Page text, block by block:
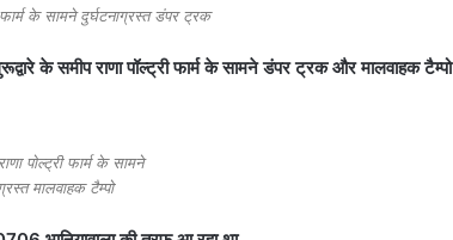
फार्म के सामने दुर्घटनाग्रस्त डंपर ट्रक
के समीप राणा पॉल्ट्री फार्म के सामने डंपर ट्रक और मालवाहक टैम्पो
पोल्ट्री फार्म के सामने
मालवाहक टैम्पो